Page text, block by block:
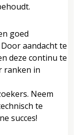
goed
aandacht te
deze continu te
ranken in
Neem
te
succes!